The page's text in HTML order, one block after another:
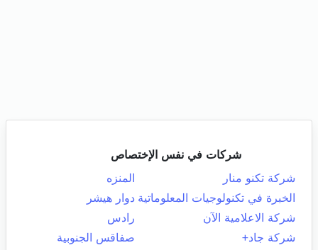
شركات في نفس الإختصاص
شركة تكنو منار
المنزه
الخبرة في تكنولوجيات المعلوماتية دوار هيشر
شركة الاعلامية الآن
رادس
شركة جاد+
صفاقس الجنوبية